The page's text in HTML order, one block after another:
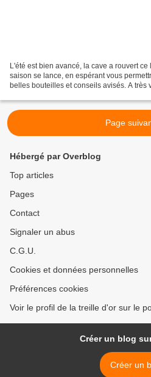
L'été est bien avancé, la cave a rouvert
saison se lance, en espérant vous
belles bouteilles et conseils avisés. A très
Page
Hébergé par Overblog
Top articles
Pages
Contact
Signaler un abus
C.G.U.
Cookies et données personnelles
Préférences cookies
Voir le profil de la treille d'or sur le
Créer un blog
Créer un